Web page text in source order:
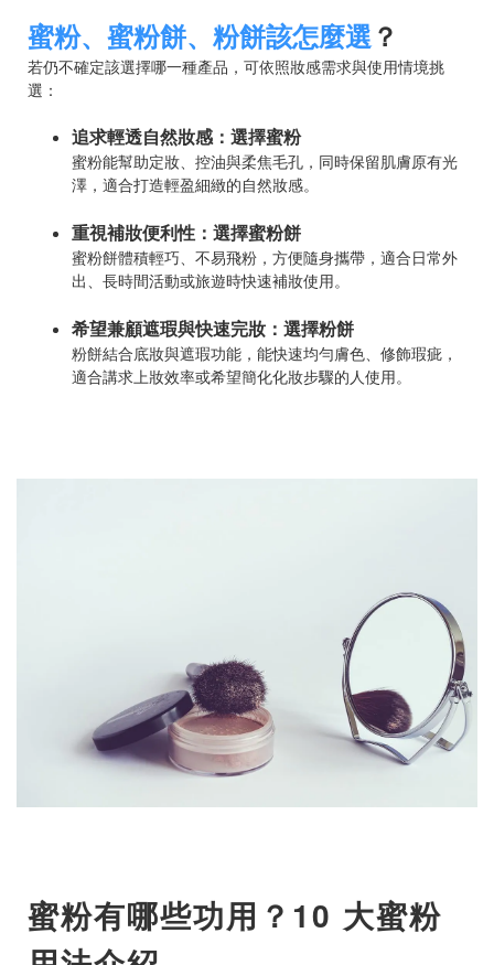
蜜粉、蜜粉餅、粉餅該怎麼選？
若仍不確定該選擇哪一種產品，可依照妝感需求與使用情境挑
選：
追求輕透自然妝感：選擇蜜粉
蜜粉能幫助定妝、控油與柔焦毛孔，同時保留肌膚原有光
澤，適合打造輕盈細緻的自然妝感。
重視補妝便利性：選擇蜜粉餅
蜜粉餅體積輕巧、不易飛粉，方便隨身攜帶，適合日常外
出、長時間活動或旅遊時快速補妝使用。
希望兼顧遮瑕與快速完妝：選擇粉餅
粉餅結合底妝與遮瑕功能，能快速均勻膚色、修飾瑕疵，
適合講求上妝效率或希望簡化化妝步驟的人使用。
蜜粉有哪些功用？10 大蜜粉